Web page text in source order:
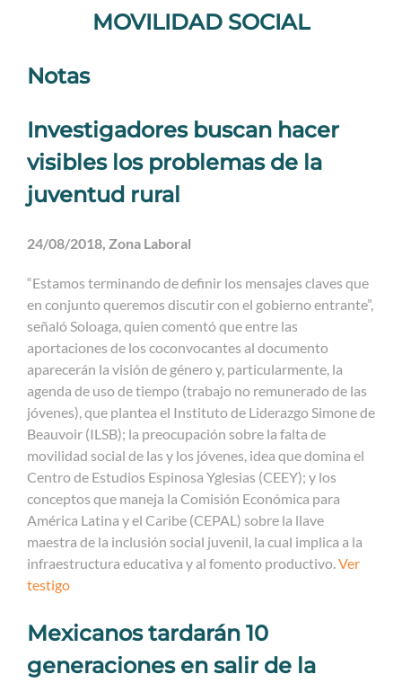
MOVILIDAD SOCIAL
Notas
Investigadores buscan hacer
visibles los problemas de la
juventud rural
24/08/2018, Zona Laboral
“Estamos terminando de definir los mensajes claves que
en conjunto queremos discutir con el gobierno entrante”,
señaló Soloaga, quien comentó que entre las
aportaciones de los coconvocantes al documento
aparecerán la visión de género y, particularmente, la
agenda de uso de tiempo (trabajo no remunerado de las
jóvenes), que plantea el Instituto de Liderazgo Simone de
Beauvoir (ILSB); la preocupación sobre la falta de
movilidad social de las y los jóvenes, idea que domina el
Centro de Estudios Espinosa Yglesias (CEEY); y los
conceptos que maneja la Comisión Económica para
América Latina y el Caribe (CEPAL) sobre la llave
maestra de la inclusión social juvenil, la cual implica a la
infraestructura educativa y al fomento productivo.Ver
testigo
Mexicanos tardarán 10
generaciones en salir de la